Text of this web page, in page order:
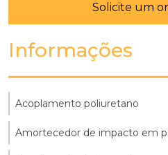
Solicite um
Informações
Acoplamento poliuretano
Amortecedor de impacto em